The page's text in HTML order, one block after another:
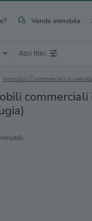
Vendo immobile
Altri filtri
Immobili Commerciali in